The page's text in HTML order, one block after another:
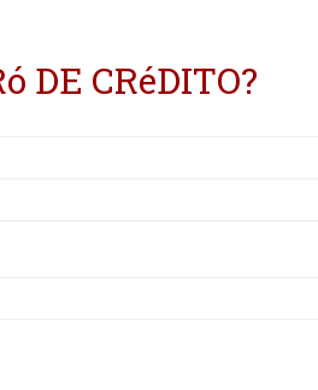
DE CRéDITO?